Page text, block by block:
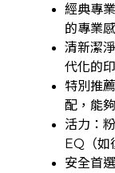
經典專
的專業
清新潔
代化的
特別推
配，能
活力：
EQ（如
安全首